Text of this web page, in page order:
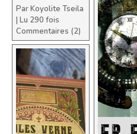
ParKoyolite Tseila
| Lu 290 fois
Commentaires (2)